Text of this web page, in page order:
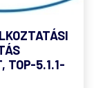
TOP-5.1.1-